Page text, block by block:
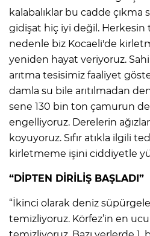
kalabalıklar bu cadde çıkma
gidişat hiç iyi değil. Herkesin
nedenle biz Kocaeli'de
yeniden hayat veriyoruz.
arıtma tesisimiz faaliyet
damla su bile arıtılmadan
sene 130 bin ton çamurun
engelliyoruz. Derelerin
koyuyoruz. Sıfır atıkla ilgili
kirletmeme işini ciddiyetle
“DİPTEN DİRİLİŞ BAŞLADI”
“İkinci olarak deniz
temizliyoruz. Körfez’in en